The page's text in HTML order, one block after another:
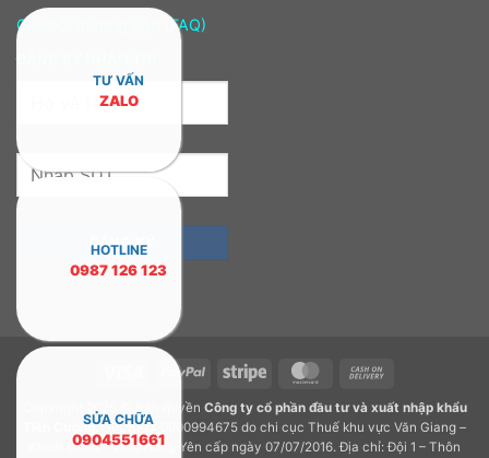
Câu hỏi thường gặp (FAQ)
PayPal Stripe MasterCard
Delivery
Copyright 2026 © Bản quyền Công ty cổ phần đầu tư và xuất nhập khẩu
Tiến Cường.GPDKKD: 0900994675 do chi cục Thuế khu vực Văn Giang –
Khoái Châu – Tỉnh Hưng Yên cấp ngày 07/07/2016. Địa chỉ: Đội 1 – Thôn
TƯ VẤN
ZALO
HOTLINE
0987 126 123
SỬA CHỮA
0904551661